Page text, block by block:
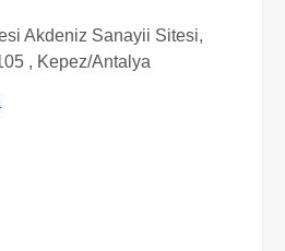
Akdeniz Sanayii Sitesi,
, Kepez/Antalya